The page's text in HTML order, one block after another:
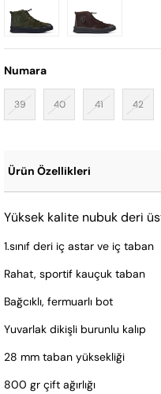
Numara
39 40 41 42
Ürün Özellikleri
Yüksek kalite nubuk deri
1.sınıf deri iç astar ve iç taban
Rahat, sportif kauçuk taban
Bağcıklı, fermuarlı bot
Yuvarlak dikişli burunlu kalıp
28 mm taban yüksekliği
800 gr çift ağırlığı